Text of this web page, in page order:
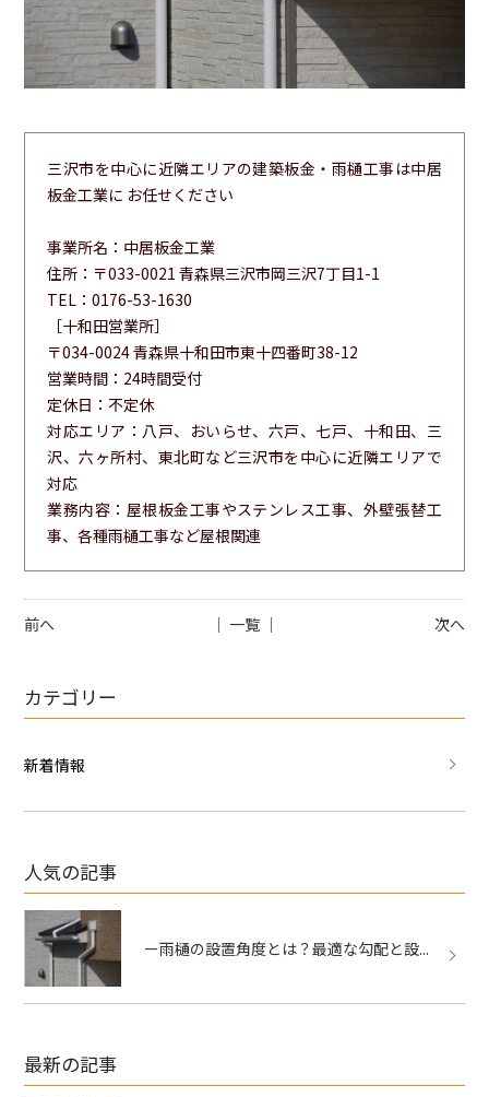
三沢市を中心に近隣エリアの建築板金・雨樋工事は中居
板金工業に お任せください
事業所名：中居板金工業
住所：〒033-0021 青森県三沢市岡三沢7丁目1-1
TEL：0176-53-1630
［十和田営業所］
〒034-0024 青森県十和田市東十四番町38-12
営業時間：24時間受付
定休日：不定休
対応エリア：八戸、おいらせ、六戸、七戸、十和田、三
沢、六ヶ所村、東北町など三沢市を中心に近隣エリアで
対応
業務内容：屋根板金工事やステンレス工事、外壁張替工
事、各種雨樋工事など屋根関連
前へ 次へ
│ 一覧 │
カテゴリー
新着情報
人気の記事
ー雨樋の設置角度とは？最適な勾配と設...
最新の記事